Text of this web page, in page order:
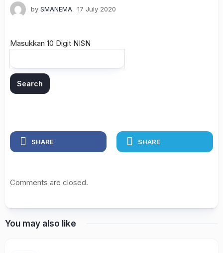
by SMANEMA 17 July 2020
Masukkan 10 Digit NISN
SHARE SHARE
Comments are closed.
You may also like